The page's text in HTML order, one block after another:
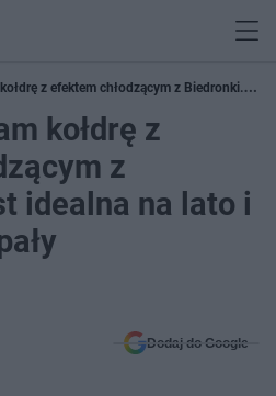
z efektem chłodzącym z Biedronki. Jest
kołdrę z
z
idealna na lato i
Dodaj do Google